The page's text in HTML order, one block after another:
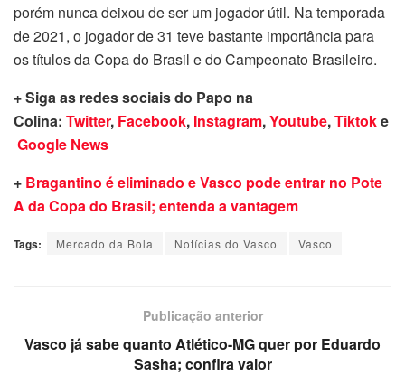
porém nunca deixou de ser um jogador útil. Na temporada
de 2021, o jogador de 31 teve bastante importância para
os títulos da Copa do Brasil e do Campeonato Brasileiro.
+ Siga as redes sociais do Papo na
Colina: Twitter, Facebook, Instagram,Youtube,Tiktoke
Google News
+ Bragantino é eliminado e Vasco pode entrar no Pote
A da Copa do Brasil; entenda a vantagem
Tags: Mercado da Bola Notícias do Vasco Vasco
Publicação anterior
Vasco já sabe quanto Atlético-MG quer por Eduardo
Sasha; confira valor